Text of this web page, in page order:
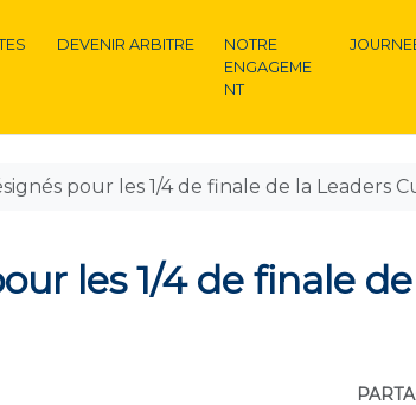
DEVENIR ARBITRE
NOTRE
ENGAGEME
NT
pour les 1/4 de finale de la Leaders
les 1/4 de finale